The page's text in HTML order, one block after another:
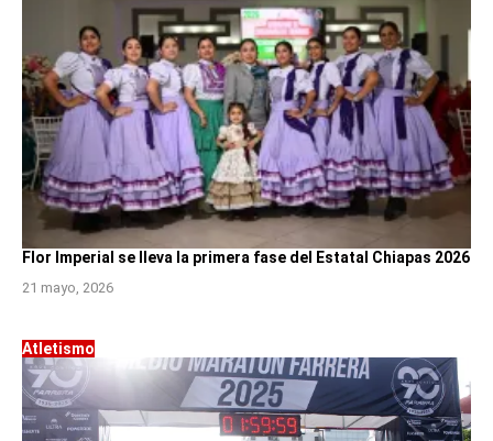
Flor Imperial se lleva la primera fase del Estatal Chiapas 2026
21 mayo, 2026
Atletismo